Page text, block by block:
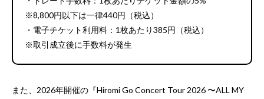
※8,800円以下は一律440円（税込）
・電子チケット利用料：1枚あたり385円（税込）
※取引成立後に手数料が発生
また、2026年開催の『Hiromi Go Concert Tour 2026 〜ALL MY